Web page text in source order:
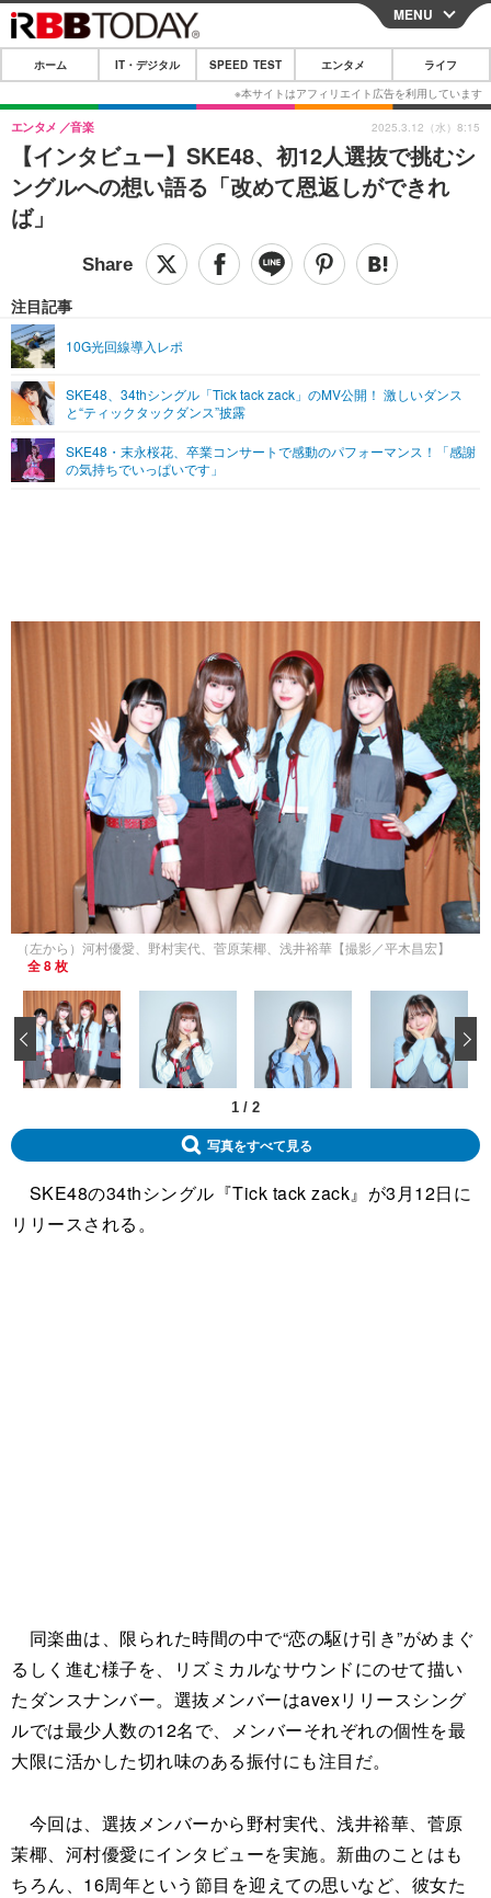
CLOSE
ホーム
IT・デジタル
IT・デジタルTOP スマートフォン
ガジェット・ツール
ショッピング その他
SPEED TEST
エンタメ
エンタメTOP 映画・ドラマ
音楽
グラビア ブログ
ペット
その他
リリース一覧
プッシュ通知の停止方法
MENU
ホーム IT・デジタル SPEED TEST エンタメ ライフ
【インタビュー】SKE48、初12人選抜で挑むシ
ングルへの想い語る「改めて恩返しができれ
ば」
エンタメ 音楽
注目記事
10G光回線導入レポ
SKE48、34thシングル「Tick tack zack」のMV公開！ 激しいダンス
と“ティックタックダンス”披露
SKE48・末永桜花、卒業コンサートで感動のパフォーマンス！「感謝
の気持ちでいっぱいです」
2025.3.12（水）8:15
（左から）河村優愛、野村実代、菅原茉椰、浅井裕華【撮影／平木昌宏】
全 8 枚
1 / 2
‹
写真をすべて見る
SKE48の34thシングル『Tick tack zack』が3月12日に
リリースされる。
同楽曲は、限られた時間の中で“恋の駆け引き”がめまぐ
るしく進む様子を、リズミカルなサウンドにのせて描い
たダンスナンバー。選抜メンバーはavexリリースシング
ルでは最少人数の12名で、メンバーそれぞれの個性を最
大限に活かした切れ味のある振付にも注目だ。
今回は、選抜メンバーから野村実代、浅井裕華、菅原
茉椰、河村優愛にインタビューを実施。新曲のことはも
ちろん、16周年という節目を迎えての思いなど、彼女た